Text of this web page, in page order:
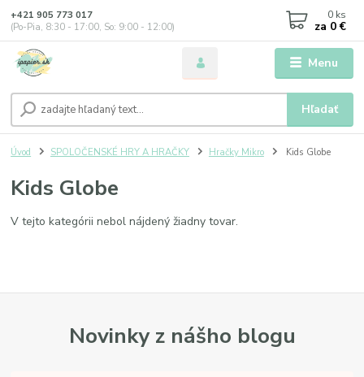
Menu
Hľadať
+421 905 773 017
(Po-Pia, 8:30 - 17:00, So: 9:00 - 12:00)
0 ks
za 0 €
Úvod SPOLOČENSKÉ HRY A HRAČKY Hračky Mikro Kids Globe
Kids Globe
V tejto kategórii nebol nájdený žiadny tovar.
Novinky z nášho blogu